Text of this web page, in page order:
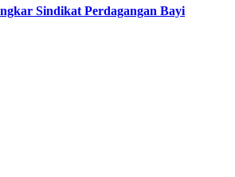
Sindikat Perdagangan Bayi